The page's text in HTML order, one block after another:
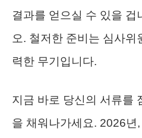
결과를 얻으실 수 있을 겁
오. 철저한 준비는 심사
력한 무기입니다.
지금 바로 당신의 서류를
을 채워나가세요. 2026년